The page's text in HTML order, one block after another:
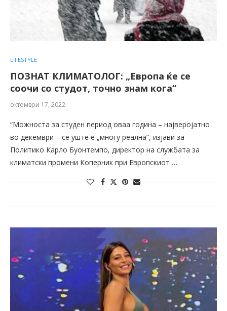
LIFESTYLE
ПОЗНАТ КЛИМАТОЛОГ: „Европа ќе се
соочи со студот, точно знам кога“
октомври 17, 2022
“Можноста за студен период оваа година – најверојатно
во декември – се уште е „многу реална“, изјави за
Политико Карло Буонтемпо, директор на службата за
климатски промени Коперник при Европскиот …